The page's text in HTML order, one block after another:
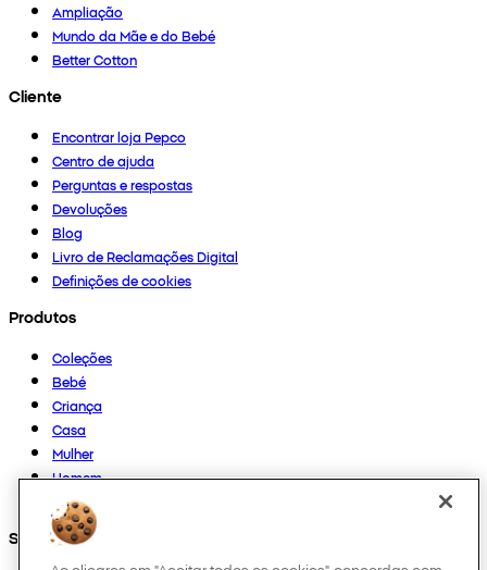
Ampliação
Mundo da Mãe e do Bebé
Better Cotton
Cliente
Encontrar loja Pepco
Centro de ajuda
Perguntas e respostas
Devoluções
Blog
Livro de Reclamações Digital
Definições de cookies
Produtos
Coleções
Bebé
Criança
Casa
Mulher
Homem
Outros
Segue-nos em